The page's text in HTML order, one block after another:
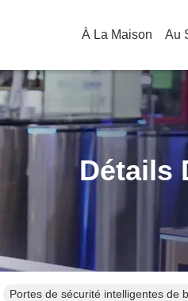
À La Maison
Détails
Portes de sécurité intelligentes de